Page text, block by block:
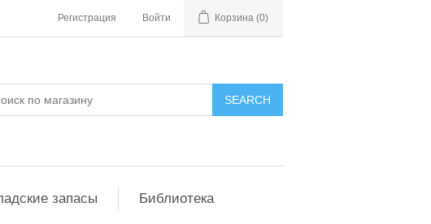
Регистрация Войти Корзина (0)
запасы Библиотека